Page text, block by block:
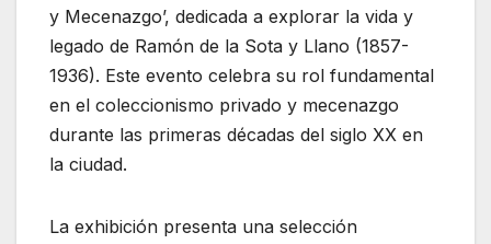
y Mecenazgo’, dedicada a explorar la vida y
legado de Ramón de la Sota y Llano (1857-
1936). Este evento celebra su rol fundamental
en el coleccionismo privado y mecenazgo
durante las primeras décadas del siglo XX en
la ciudad.
La exhibición presenta una selección